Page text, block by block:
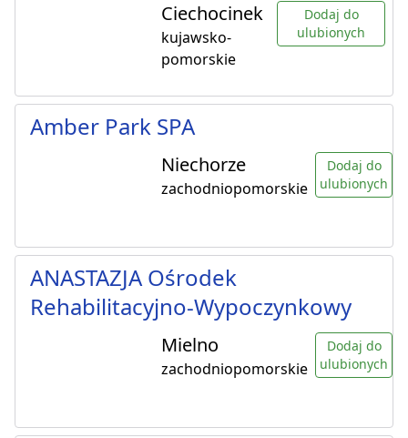
Ciechocinek
kujawsko-
pomorskie
Dodaj do
ulubionych
Amber Park SPA
Niechorze
zachodniopomorskie
Dodaj do
ulubionych
ANASTAZJA Ośrodek
Rehabilitacyjno-Wypoczynkowy
Mielno
zachodniopomorskie
Dodaj do
ulubionych